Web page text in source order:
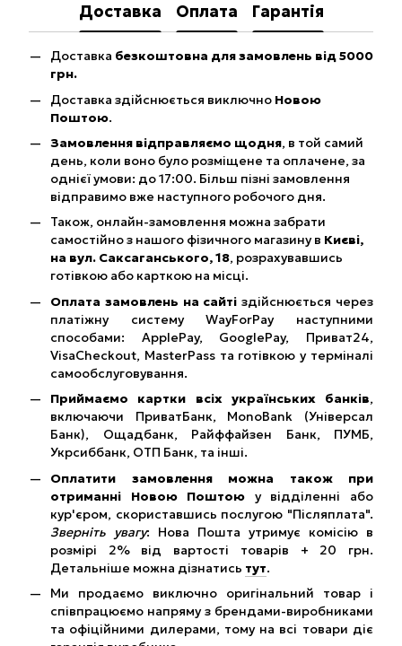
Доставка Оплата Гарантія
Доставка безкоштовна для замовлень від 5000
грн.
Доставка здійснюється виключно Новою
Поштою.
Замовлення відправляємо щодня, в той самий
день, коли воно було розміщене та оплачене, за
однієї умови: до 17:00. Більш пізні замовлення
відправимо вже наступного робочого дня.
Також, онлайн-замовлення можна забрати
самостійно з нашого фізичного магазину в Києві,
на вул. Саксаганського, 18, розрахувавшись
готівкою або карткою на місці.
Оплата замовлень на сайтіздійснюється через
платіжну систему WayForPay наступними
способами: ApplePay, GooglePay, Приват24,
VisaCheckout, MasterPass та готівкою у терміналі
самообслуговування.
Приймаємо картки всіх українських банків,
включаючи ПриватБанк, MonoBank (Універсал
Банк), Ощадбанк, Райффайзен Банк, ПУМБ,
Укрсиббанк, ОТП Банк, та інші.
Оплатити замовлення можна також при
отриманні Новою Поштою у відділенні або
кур'єром, скориставшись послугою "Післяплата".
Зверніть увагу: Нова Пошта утримує комісію в
розмірі 2% від вартості товарів + 20 грн.
Детальніше можна дізнатись тут.
Ми продаємо виключно оригінальний товар і
співпрацюємо напряму з брендами-виробниками
та офіційними дилерами, тому на всі товари діє